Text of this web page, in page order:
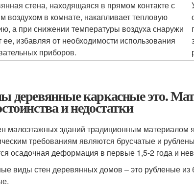
стена, находящаяся в прямом контакте с
воздухом в комнате, накапливает тепловую
а при снижении температуры воздуха снаружи
ее, избавляя от необходимости использования
приборов.
деревянные каркасные это.
и недостатки
малоэтажных зданий традиционным
требованиям являются брусчатые и
осадочная деформация в первые 1,5-2 года и
виды стен деревянных домов – это рубленые